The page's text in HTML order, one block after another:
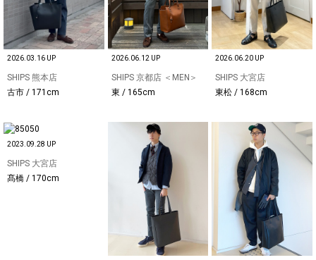
2026.03.16 UP
SHIPS 熊本店
古市 / 171cm
2026.06.12 UP
SHIPS 京都店 ＜MEN＞
東 / 165cm
2026.06.20 UP
SHIPS 大宮店
東松 / 168cm
2023.09.28 UP
SHIPS 大宮店
髙橋 / 170cm